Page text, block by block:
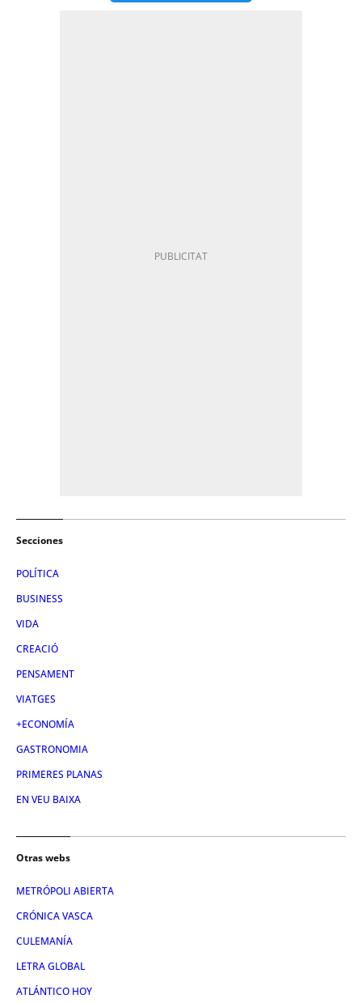
Secciones
POLÍTICA
BUSINESS
VIDA
CREACIÓ
PENSAMENT
VIATGES
+ECONOMÍA
GASTRONOMIA
PRIMERES PLANAS
EN VEU BAIXA
Otras webs
METRÓPOLI ABIERTA
CRÓNICA VASCA
CULEMANÍA
LETRA GLOBAL
ATLÁNTICO HOY